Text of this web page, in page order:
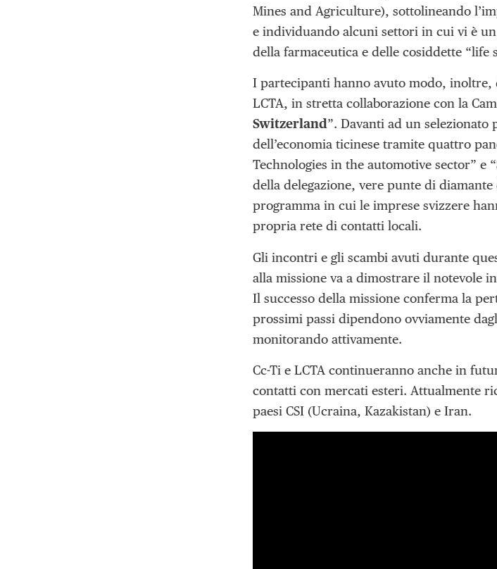
Mines and Agriculture), sottolineando
e individuando alcuni settori in cui vi è
della farmaceutica e delle cosiddette
I partecipanti hanno avuto modo, inoltre,
LCTA, in stretta collaborazione con la
Switzerland”. Davanti ad un
dell’economia ticinese tramite quattro
Technologies in the automotive sector” e
della delegazione, vere punte di
programma in cui le imprese svizzere
propria rete di contatti locali.
Gli incontri e gli scambi avuti durante
alla missione va a dimostrare il notevole
Il successo della missione conferma la
prossimi passi dipendono ovviamente
monitorando attivamente.
Cc-Ti e LCTA continueranno anche in
contatti con mercati esteri. Attualmente
paesi CSI (Ucraina, Kazakistan) e Iran.